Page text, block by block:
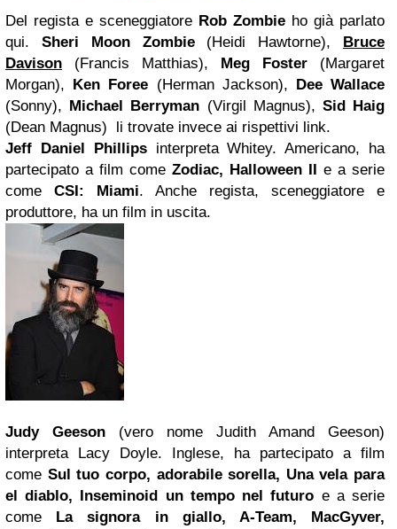
Del regista e sceneggiatore Rob Zombie ho già parlato
qui. Sheri Moon Zombie(Heidi Hawtorne), Bruce
Davison (Francis Matthias), Meg Foster (Margaret
Morgan), Ken Foree (Herman Jackson), Dee Wallace
(Sonny), Michael Berryman (Virgil Magnus), Sid Haig
(Dean Magnus) li trovate invece ai rispettivi link.
Jeff Daniel Phillips interpreta Whitey. Americano, ha
partecipato a film come Zodiac, Halloween II e a serie
come CSI: Miami. Anche regista, sceneggiatore e
produttore, ha un film in uscita.
Judy Geeson (vero nome Judith Amand Geeson)
interpreta Lacy Doyle. Inglese, ha partecipato a film
come Sul tuo corpo, adorabile sorella, Una vela para
el diablo, Inseminoid un tempo nel futuro e a serie
come La signora in giallo, A-Team, MacGyver,